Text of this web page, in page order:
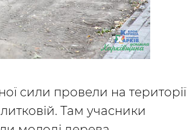
сили провели на території
Там учасники